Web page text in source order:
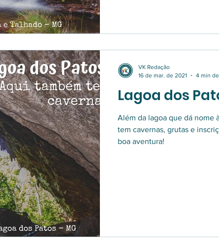
Lagoa dos
Além da lagoa que dá nome
tem cavernas, grutas e
boa aventura!
VK Redação
16 de mar. de 2021
4 min